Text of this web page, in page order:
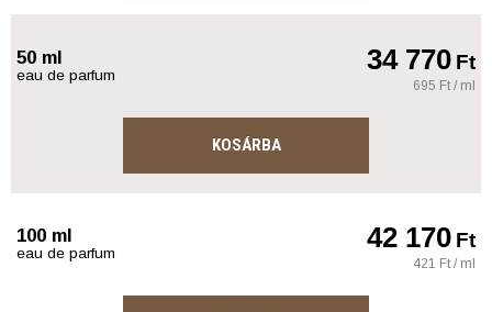
50 ml
eau de parfum 34 770Ft
695 Ft / ml
KOSÁRBA
100 ml
eau de parfum 42 170Ft
421 Ft / ml